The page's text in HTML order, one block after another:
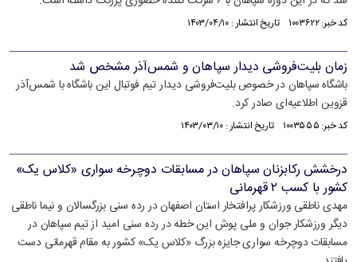
کد خبر: ۱۰۰۳۶۲۲ تاریخ انتشار : ۱۴۰۳/۰۴/۱۰
زمان بلیت‌فروشی دیدار سپاهان و شمس‌آذر مشخص شد
باشگاه سپاهان در خصوص بلیت‌فروشی دیدار تیم فوتبال این باشگاه با شمس‌آذر
قزوین اطلاعیه‌ای صادر کرد.
کد خبر: ۱۰۰۳۵۵۵ تاریخ انتشار : ۱۴۰۳/۰۳/۱۰
درخشش رکابزنان سپاهان در مسابقات دوچرخه سواری «کلاس یک»
کشور با کسب ٢ قهرمانی
مهدی ناطقی ورزشکار پرافتخار استان اصفهان در رده سنی بزرگسالان و نیما ناطقی
دیگر ورزشکار جوان و ملی پوش این خطه در رده سنی امید از تیم سپاهان در
مسابقات دوچرخه سواری جایزه بزرگ «کلاس یک» کشور به مقام قهرمانی دست